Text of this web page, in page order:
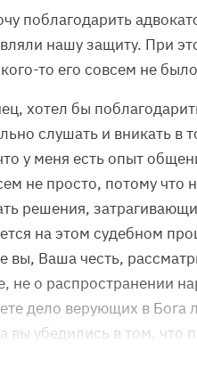
поблагодарить
нашу защиту. При
то его совсем не
хотел бы
слушать и вникать в
у меня есть опыт
не просто, потому что
решения,
на этом судебном
вы, Ваша честь,
не о распространении
дело верующих в Бога
вы убедились в том, что